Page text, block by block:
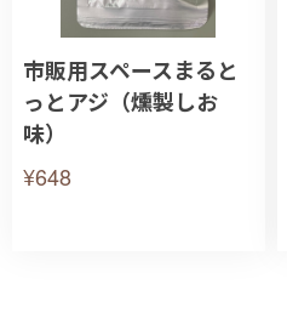
市販用スペースまると
っとアジ（燻製しお
味）
¥648